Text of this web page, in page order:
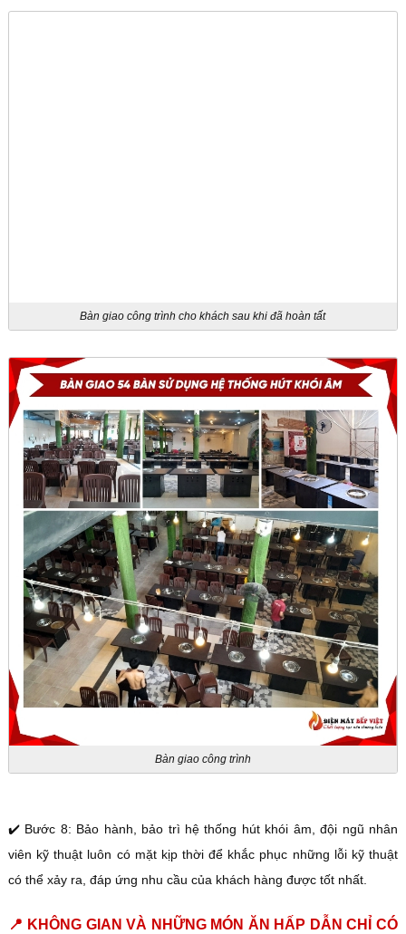
Bàn giao công trình cho khách sau khi đã hoàn tất
Bàn giao công trình
✔️ Bước 8: Bảo hành, bảo trì hệ thống hút khói âm, đội ngũ nhân
viên kỹ thuật luôn có mặt kịp thời để khắc phục những lỗi kỹ thuật
có thể xảy ra, đáp ứng nhu cầu của khách hàng được tốt nhất.
📍 KHÔNG GIAN VÀ NHỮNG MÓN ĂN HẤP DẪN CHỈ CÓ